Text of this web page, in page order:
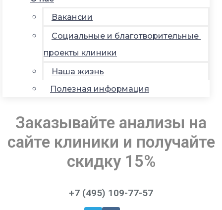
Вакансии
Социальные и благотворительные
проекты клиники
Наша жизнь
Полезная информация
Заказывайте анализы на
сайте клиники и получайте
скидку 15%
+7 (495) 109-77-57